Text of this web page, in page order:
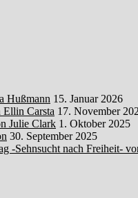
Hußmann 15. Januar 2026
Ellin Carsta 17. November
Julie Clark 1. Oktober 2025
30. September 2025
-Sehnsucht nach Freiheit-